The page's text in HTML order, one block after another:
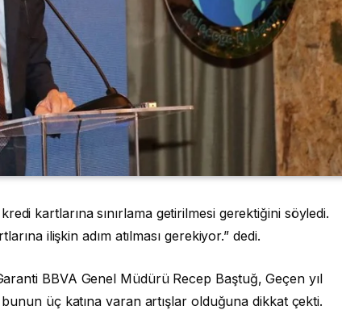
kartlarına sınırlama getirilmesi gerektiğini söyledi.
ilişkin adım atılması gerekiyor.” dedi.
BBVA Genel Müdürü Recep Baştuğ, Geçen yıl
üç katına varan artışlar olduğuna dikkat çekti.